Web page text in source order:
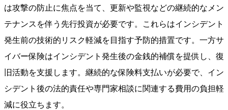
は攻撃の防止に焦点を当て、更新や監視などの継続的なメン
テナンスを伴う先行投資が必要です。これらはインシデント
発生前の技術的リスク軽減を目指す予防的措置です。一方サ
イバー保険はインシデント発生後の金銭的補償を提供し、復
旧活動を支援します。継続的な保険料支払いが必要で、イン
シデント後の法的責任や専門家相談に関連する費用の負担軽
減に役立ちます。